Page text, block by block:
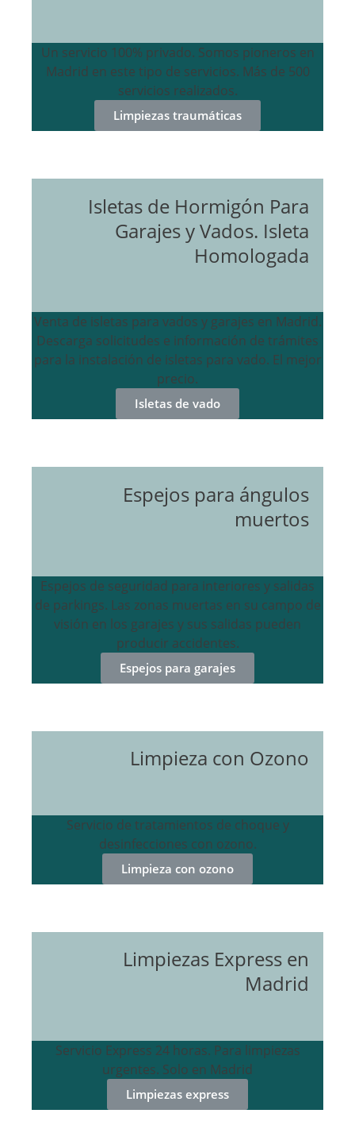
Un servicio 100% privado. Somos pioneros en
Madrid en este tipo de servicios. Más de 500
servicios realizados.
Limpiezas traumáticas
Isletas de Hormigón Para
Garajes y Vados. Isleta
Homologada
Venta de isletas para vados y garajes en Madrid.
Descarga solicitudes e información de trámites
para la instalación de isletas para vado. El mejor
precio.
Isletas de vado
Espejos para ángulos
muertos
Espejos de seguridad para interiores y salidas
de parkings. Las zonas muertas en su campo de
visión en los garajes y sus salidas pueden
producir accidentes.
Espejos para garajes
Limpieza con Ozono
Servicio de tratamientos de choque y
desinfecciones con ozono.
Limpieza con ozono
Limpiezas Express en
Madrid
Servicio Express 24 horas. Para limpiezas
urgentes. Solo en Madrid
Limpiezas express